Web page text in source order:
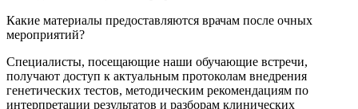
Какие материалы предоставляются врачам после очных
мероприятий?
Специалисты, посещающие наши обучающие встречи,
получают доступ к актуальным протоколам внедрения
генетических тестов, методическим рекомендациям по
интерпретации результатов и разборам клинических